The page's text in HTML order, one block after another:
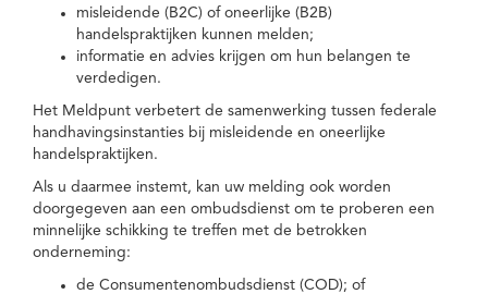
misleidende (B2C) of oneerlijke (B2B)
handelspraktijken kunnen melden;
informatie en advies krijgen om hun belangen te
verdedigen.
Het Meldpunt verbetert de samenwerking tussen federale
handhavingsinstanties bij misleidende en oneerlijke
handelspraktijken.
Als u daarmee instemt, kan uw melding ook worden
doorgegeven aan een ombudsdienst om te proberen een
minnelijke schikking te treffen met de betrokken
onderneming:
de Consumentenombudsdienst (COD); of